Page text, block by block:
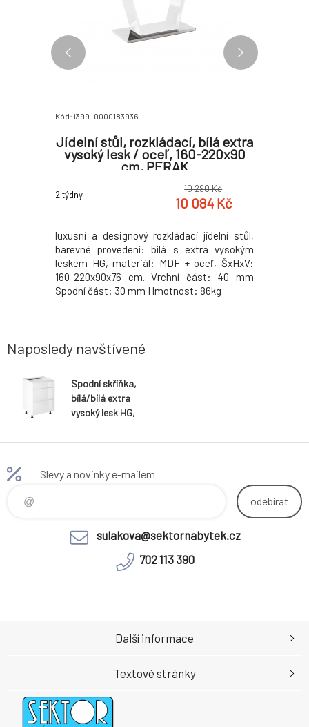
Kód: i399_0000183936
Jídelní stůl, rozkládací, bílá extra
vysoký lesk / oceľ, 160-220x90
cm, PERAK
2 týdny
10 290 Kč
10 084 Kč
luxusní a designový rozkládací jídelní stůl,
barevné provedení: bílá s extra vysokým
leskem HG, materiál: MDF + oceľ, ŠxHxV:
160-220x90x76 cm. Vrchní část: 40 mm
Spodní část: 30 mm Hmotnost: 86kg
Naposledy navštívené
Spodní skříňka,
bílá/bílá extra
vysoký lesk HG,
Slevy a novinky e-mailem
odebírat
sulakova@sektornabytek.cz
702 113 390
Další informace
Textové stránky